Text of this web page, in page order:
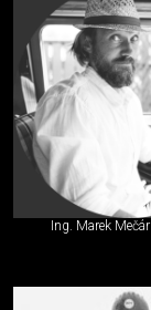
Ing. Marek Mečár